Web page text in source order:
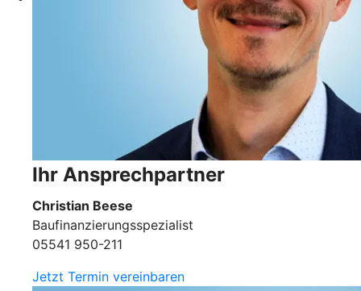
Ihr Ansprechpartner
Christian Beese
Baufinanzierungsspezialist
05541 950-211
Jetzt Termin vereinbaren